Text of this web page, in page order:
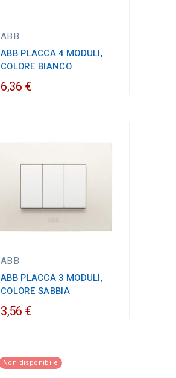
ABB
ABB PLACCA 4 MODULI,
COLORE BIANCO
6,36 €
ABB
ABB PLACCA 3 MODULI,
COLORE SABBIA
3,56 €
Non disponibile